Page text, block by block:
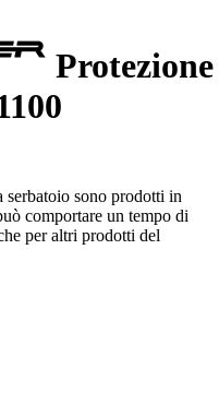
Protezione
serbatoio sono prodotti in
comportare un tempo di
per altri prodotti del